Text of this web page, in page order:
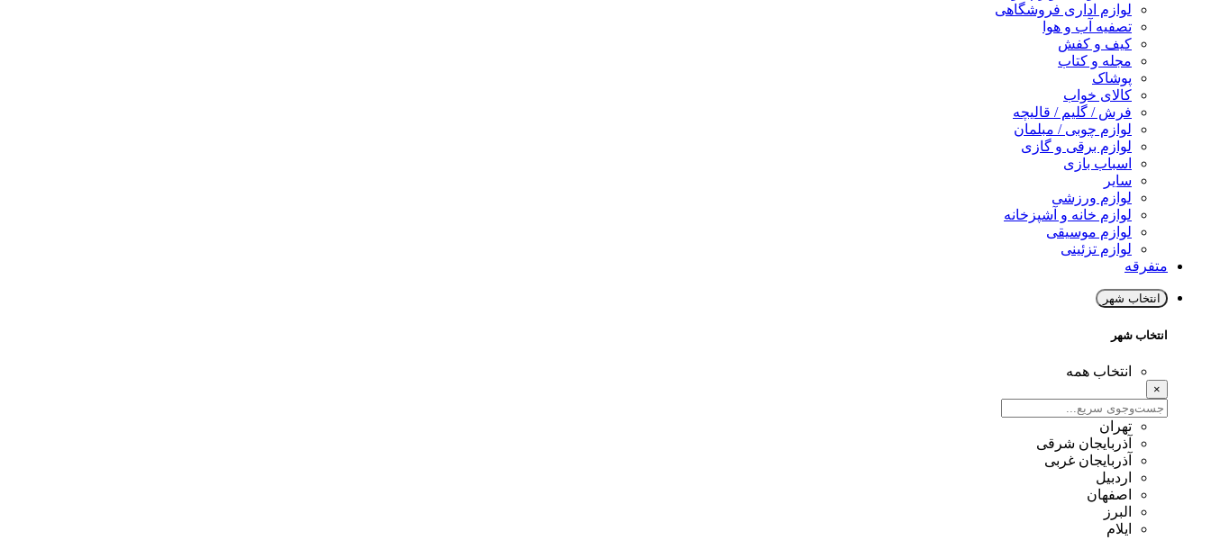
لوازم اداری فروشگاهی
تصفیه آب و هوا
کیف و کفش
مجله و کتاب
پوشاک
کالای خواب
فرش / گلیم / قالیچه
لوازم چوبی / مبلمان
لوازم برقی و گازی
اسباب بازی
سایر
لوازم ورزشی
لوازم خانه و آشپزخانه
لوازم موسیقی
لوازم تزئینی
متفرقه
انتخاب شهر
انتخاب شهر
انتخاب همه
×
تهران
آذربایجان شرقی
آذربایجان غربی
اردبیل
اصفهان
البرز
ایلام